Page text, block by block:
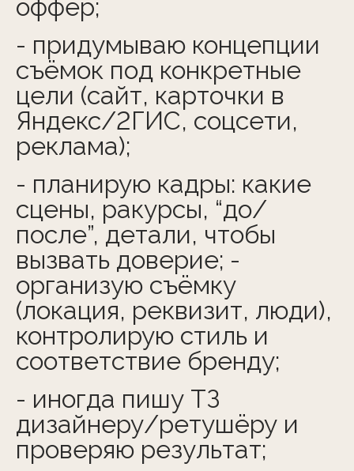
оффер;
- придумываю концепции
съёмок под конкретные
цели (сайт, карточки в
Яндекс/2ГИС, соцсети,
реклама);
- планирую кадры: какие
сцены, ракурсы, “до/
после”, детали, чтобы
вызвать доверие; -
организую съёмку
(локация, реквизит, люди),
контролирую стиль и
соответствие бренду;
- иногда пишу ТЗ
дизайнеру/ретушёру и
проверяю результат;